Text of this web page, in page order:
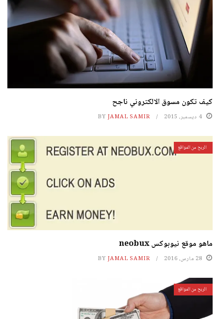
كيف تكون مسوق الالكتروني ناجح
4 ديسمبر، 2015 BY JAMAL SAMIR
الربح من المواقع
ماهو موقع نيوبوكس neobux
28 مارس، 2016 BY JAMAL SAMIR
الربح من المواقع